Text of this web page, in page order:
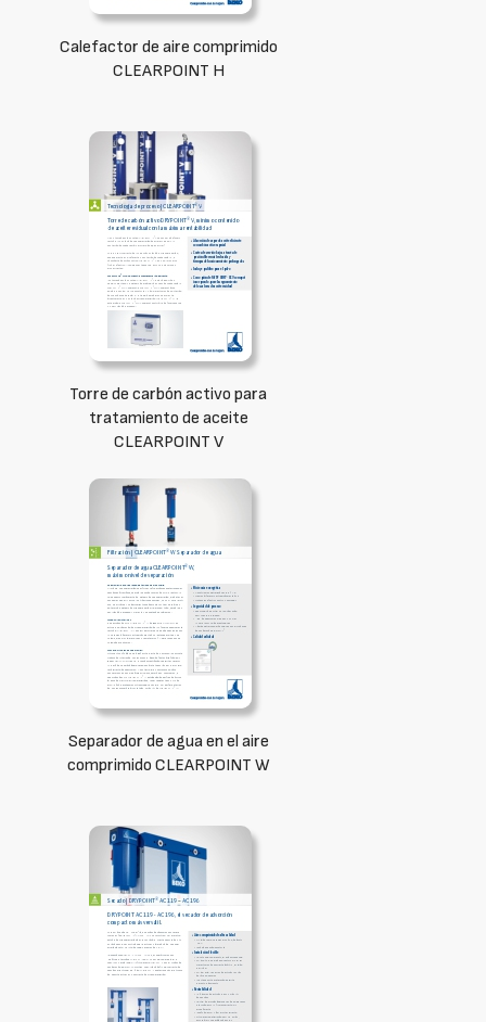
Calefactor de aire comprimido
CLEARPOINT H
Torre de carbón activo para
tratamiento de aceite
CLEARPOINT V
Separador de agua en el aire
comprimido CLEARPOINT W